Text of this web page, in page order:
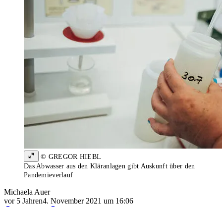
© GREGOR HIEBL
Das Abwasser aus den Kläranlagen gibt Auskunft über den
Pandemieverlauf
Michaela Auer
vor 5 Jahren4. November 2021 um 16:06